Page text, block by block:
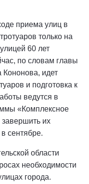
приема улиц в
только на
60 лет
по словам главы
Кононова, идет
и подготовка к
ведутся в
«Комплексное
завершить их
сентябре.
области
необходимости
города.